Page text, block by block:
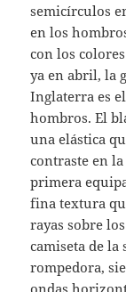
semicírculos
en los
con los
ya en abril, la
Inglaterra es
hombros. El
una elástica
contraste en
primera
fina textura
rayas sobre
camiseta de la
rompedora,